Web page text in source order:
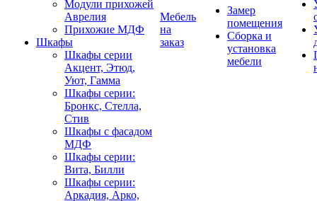
Модули прихожей
Аврелия
Прихожие МДФ
Шкафы
Шкафы серии
Акцент, Этюд,
Уют, Гамма
Шкафы серии:
Бронкс, Стелла,
Стив
Шкафы с фасадом
МДФ
Шкафы серии:
Вита, Билли
Шкафы серии:
Аркадия, Арко,
Мебель
на
заказ
Замер
помещения
Сборка и
установка
мебели